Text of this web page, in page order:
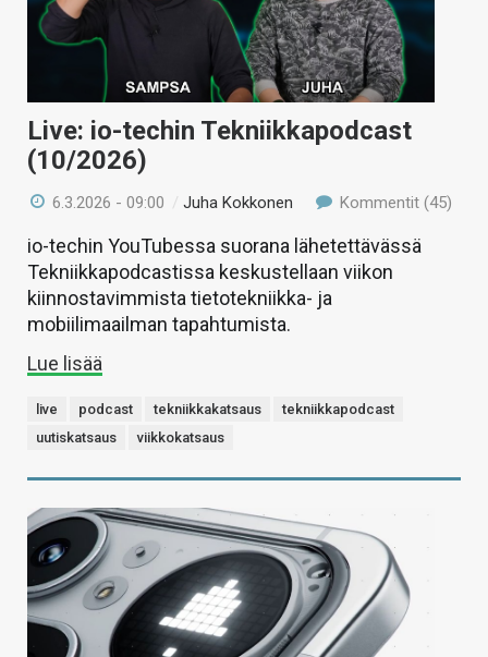
Live: io-techin Tekniikkapodcast
(10/2026)
6.3.2026 - 09:00 /Juha Kokkonen Kommentit (45)
io-techin YouTubessa suorana lähetettävässä
Tekniikkapodcastissa keskustellaan viikon
kiinnostavimmista tietotekniikka- ja
mobiilimaailman tapahtumista.
Lue lisää
live podcast tekniikkakatsaus
tekniikkapodcast
uutiskatsaus
viikkokatsaus